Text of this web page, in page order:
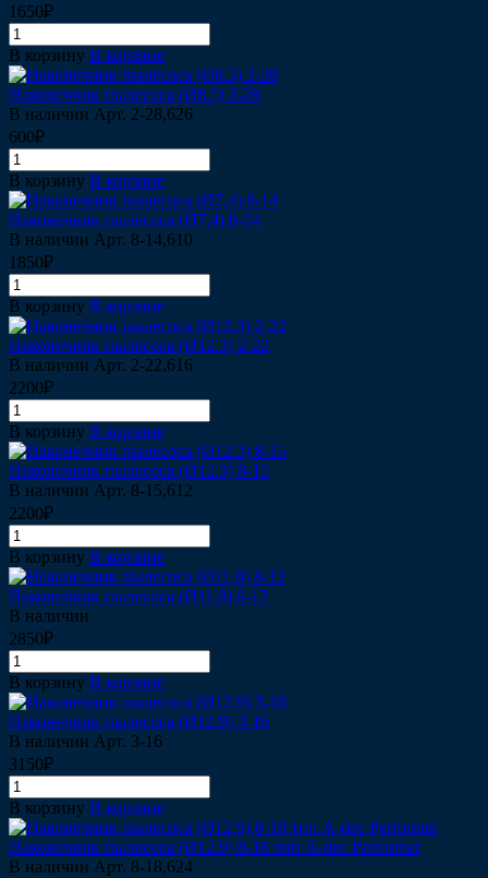
1650₽
В корзину В корзине
Наконечник пылесоса (Ø8.5) 2-28
В наличии Арт. 2-28,626
600₽
В корзину В корзине
Наконечник пылесоса (Ø7,4) 8-14
В наличии Арт. 8-14,610
1850₽
В корзину В корзине
Наконечник пылесоса (Ø12.3) 2-22
В наличии Арт. 2-22,616
2200₽
В корзину В корзине
Наконечник пылесоса (Ø12.3) 8-15
В наличии Арт. 8-15,612
2200₽
В корзину В корзине
Наконечник пылесоса (Ø11,8) 8-12
В наличии
2850₽
В корзину В корзине
Наконечник пылесоса (Ø12.9) 3-16
В наличии Арт. 3-16
3150₽
В корзину В корзине
Наконечник пылесоса (Ø12.9) 8-18 тип A-dec Performer
В наличии Арт. 8-18,624